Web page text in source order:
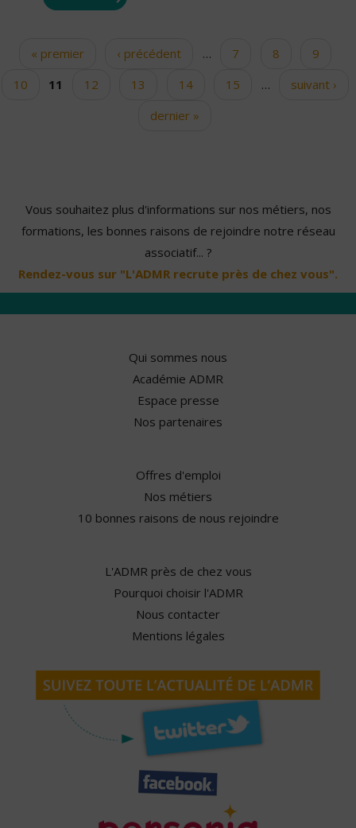
Pages« premier ‹ précédent … 7 8
9
10
11 12 13 14 15 …
suivant ›
dernier »
Vous souhaitez plus d'informations sur nos métiers, nos
formations, les bonnes raisons de rejoindre notre réseau
associatif... ?
Rendez-vous sur "L'ADMR recrute près de chez vous".
Qui sommes nous
Académie ADMR
Espace presse
Nos partenaires
Offres d'emploi
Nos métiers
10 bonnes raisons de nous rejoindre
L'ADMR près de chez vous
Pourquoi choisir l'ADMR
Nous contacter
Mentions légales